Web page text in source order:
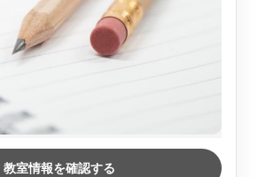
教室情報を確認する